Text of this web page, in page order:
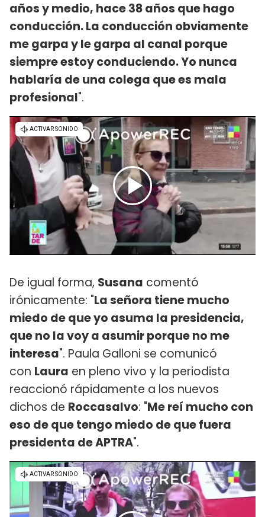
años y medio, hace 38 años que hago
conducción. La conducción obviamente
me garpa y le garpa al canal porque
siempre estoy conduciendo. Yo nunca
hablaría de una colega que es mala
profesional".
De igual forma, Susana comentó
irónicamente: "La señora tiene mucho
miedo de que yo asuma la presidencia,
que no la voy a asumir porque no me
interesa". Paula Galloni se comunicó
con Laura en pleno vivo y la periodista
reaccionó rápidamente a los nuevos
dichos de Roccasalvo: "Me reí mucho con
eso de que tengo miedo de que fuera
presidenta de APTRA".